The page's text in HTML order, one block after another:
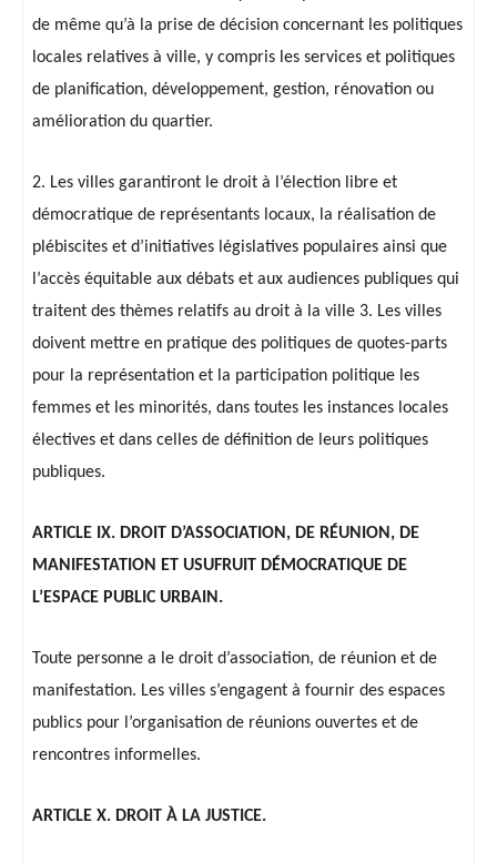
de même qu’à la prise de décision concernant les politiques
locales relatives à ville, y compris les services et politiques
de planification, développement, gestion, rénovation ou
amélioration du quartier.
2. Les villes garantiront le droit à l’élection libre et
démocratique de représentants locaux, la réalisation de
plébiscites et d’initiatives législatives populaires ainsi que
l’accès équitable aux débats et aux audiences publiques qui
traitent des thèmes relatifs au droit à la ville 3. Les villes
doivent mettre en pratique des politiques de quotes-parts
pour la représentation et la participation politique les
femmes et les minorités, dans toutes les instances locales
électives et dans celles de définition de leurs politiques
publiques.
ARTICLE IX. DROIT D’ASSOCIATION, DE RÉUNION, DE
MANIFESTATION ET USUFRUIT DÉMOCRATIQUE DE
L’ESPACE PUBLIC URBAIN.
Toute personne a le droit d’association, de réunion et de
manifestation. Les villes s’engagent à fournir des espaces
publics pour l’organisation de réunions ouvertes et de
rencontres informelles.
ARTICLE X. DROIT À LA JUSTICE.